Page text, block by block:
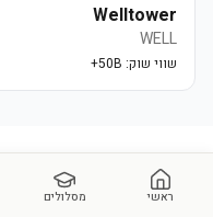
Welltower
WELL
שווי שוק: 50B+
שאלות נפוצות על
ראשי מסלולים